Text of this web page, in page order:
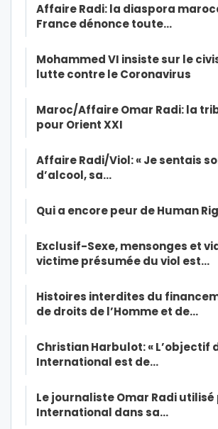
Affaire Radi: la diaspora
France dénonce toute…
Mohammed VI insiste sur le
lutte contre le Coronavirus
Maroc/Affaire Omar Radi: la
pour Orient XXI
Affaire Radi/Viol: « Je sentais
d’alcool, sa…
Qui a encore peur de Human
Exclusif-Sexe, mensonges et
victime présumée du viol est…
Histoires interdites du
de droits de l’Homme et de…
Christian Harbulot: « L’objectif
International est de…
Le journaliste Omar Radi
International dans sa…